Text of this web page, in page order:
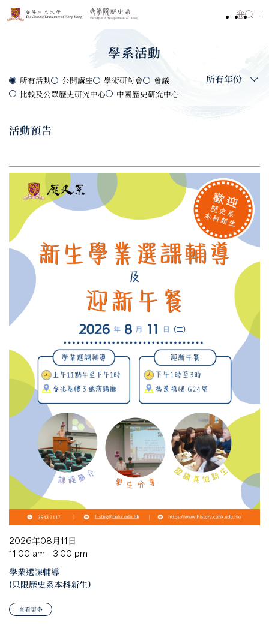
學系活動
所有活動 公開講座 學術研討會
會議
比較及公眾歷史研究中心
中國歷史研究中心
所有年份
活動預告
2026年08月11日
11:00 am - 3:00 pm
學業選課輔導
(只限歷史系本科新生)
查看更多